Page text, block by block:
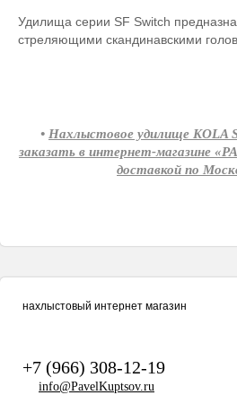
Удилища серии SF Switch
стреляющими скандинавскими
• Нахлыстовое удилище KOLA
заказать в интернет-магазине
доставкой по
нахлыстовый интернет магазин
+7 (966) 308-12-19
info@PavelKuptsov.ru